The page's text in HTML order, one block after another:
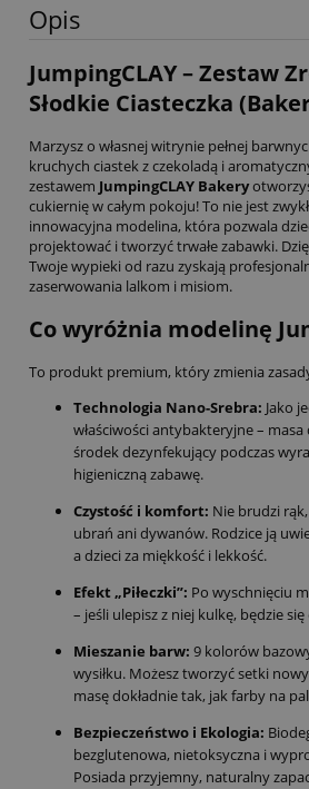
Opis
JumpingCLAY – Zestaw
Słodkie Ciasteczka
Marzysz o własnej witrynie pełnej
kruchych ciastek z czekoladą i
zestawem JumpingCLAY Bakery
cukiernię w całym pokoju! To nie jest
innowacyjna modelina, która pozwala
projektować i tworzyć trwałe zabawki.
Twoje wypieki od razu zyskają
zaserwowania lalkom i misiom.
Co wyróżnia modelinę
To produkt premium, który zmienia
Technologia Nano-Srebra: Jako
właściwości antybakteryjne – masa
środek dezynfekujący podczas
higieniczną zabawę.
Czystość i komfort: Nie brudzi
ubrań ani dywanów. Rodzice ją
a dzieci za miękkość i lekkość.
Efekt „Piłeczki”: Po wyschnięciu
– jeśli ulepisz z niej kulkę, będzie
Mieszanie barw: 9 kolorów
wysiłku. Możesz tworzyć setki
masę dokładnie tak, jak farby na
Bezpieczeństwo i Ekologia:
bezglutenowa, nietoksyczna i
Posiada przyjemny, naturalny